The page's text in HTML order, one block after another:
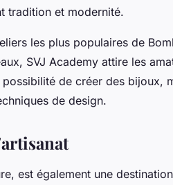
tradition et modernité.
les plus populaires de
SVJ Academy attire les
de créer des bijoux,
de design.
est également une